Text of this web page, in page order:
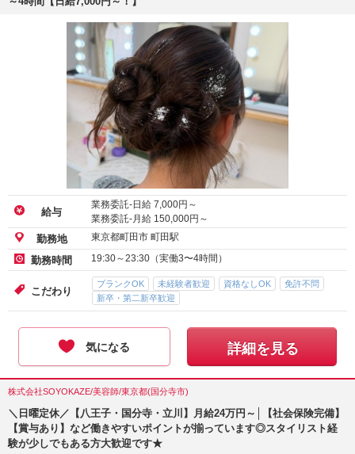
給与
業務委託-日給 7,000円～
業務委託-月給 150,000円～
勤務地 東京都町田市 町田駅
勤務時間 19:30～23:30（実働3〜4時間）
こだわり
ブランクOK 未経験者歓迎 資格なしOK
免許不問
新卒・第二新卒歓迎
気になる 詳細を見る
株式会社SOYOKAZE/美容師/東京都(国分寺市)
＼日曜定休／【八王子・国分寺・立川】月給24万円～│【社会保険完備】
【賞与あり】など働きやすいポイントが揃っています◎スタイリスト経
験が少しでもある方大歓迎です★